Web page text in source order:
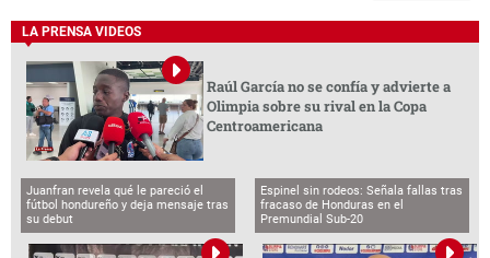
LA PRENSA VIDEOS
Raúl García no se confía y advierte a
Olimpia sobre su rival en la Copa
Centroamericana
Juanfran revela qué le pareció el
fútbol hondureño y deja mensaje tras
su debut
Espinel sin rodeos: Señala fallas tras
fracaso de Honduras en el
Premundial Sub-20